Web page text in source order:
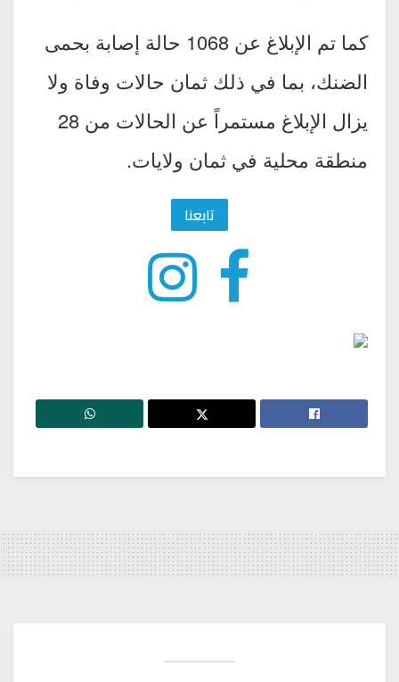
كما تم الإبلاغ عن 1068 حالة إصابة بحمى
الضنك، بما في ذلك ثمان حالات وفاة ولا
يزال الإبلاغ مستمراً عن الحالات من 28
منطقة محلية في ثمان ولايات.
تابعنا